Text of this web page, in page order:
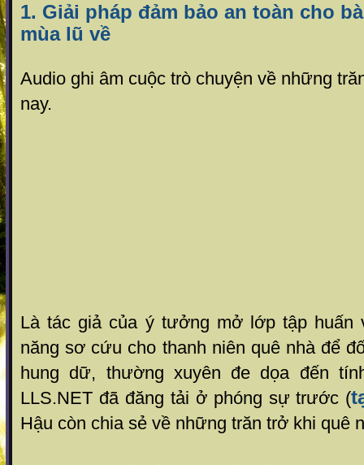
1. Giải pháp đảm bảo an toàn cho
mùa lũ về
Audio ghi âm cuộc trò chuyện về những
nay.
Là tác giả của ý tưởng mở lớp tập huấn
năng sơ cứu cho thanh niên quê nhà để
hung dữ, thường xuyên đe dọa đến
LLS.NET đã đăng tải ở phóng sự trước (
Hậu còn chia sẻ về những trăn trở khi quê